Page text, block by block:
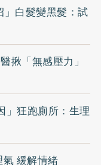
」白髮變黑髮：試
揪「無感壓力」
」狂跑廁所：生理
緩解情緒